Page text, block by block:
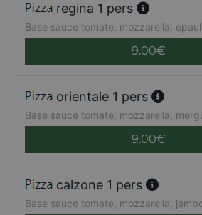
regina 1 pers
Base sauce tomate, mozzarella,
9.00€
orientale 1 pers
Base sauce tomate, mozzarella,
9.00€
calzone 1 pers
Base sauce tomate, mozzarella,